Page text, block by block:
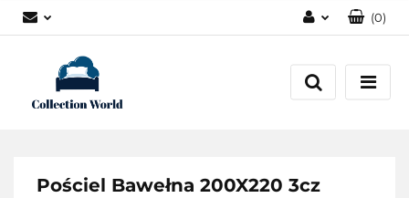
Zarejestruj się
(0)
Pościel Bawełna 200X220 3cz